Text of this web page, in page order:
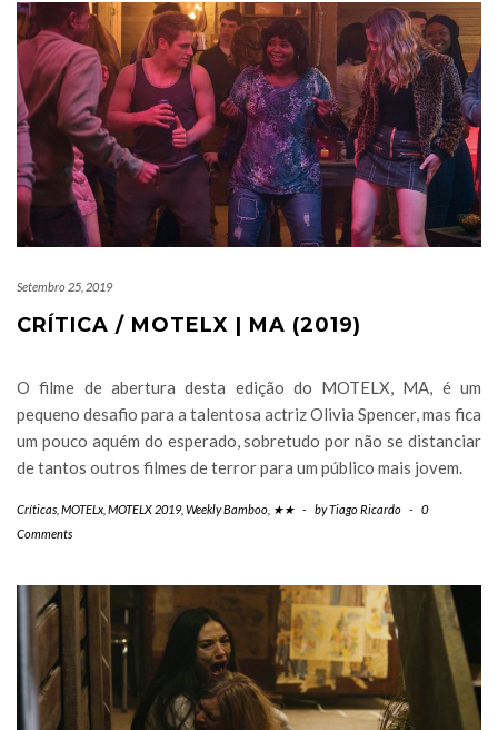
Setembro 25, 2019
CRÍTICA / MOTELX | MA (2019)
O filme de abertura desta edição do MOTELX, MA, é um
pequeno desafio para a talentosa actriz Olivia Spencer, mas fica
um pouco aquém do esperado, sobretudo por não se distanciar
de tantos outros filmes de terror para um público mais jovem.
Críticas MOTELx MOTELX 2019, Weekly Bamboo ★★ - byTiago Ricardo -
0
Comments